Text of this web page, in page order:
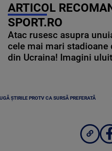
ARTICOL
SPORT.RO
Atac rusesc asupra
cele mai mari stadioane
din Ucraina! Imagini
ȘTIRILE PROTV CA SURSĂ PREFERATĂ